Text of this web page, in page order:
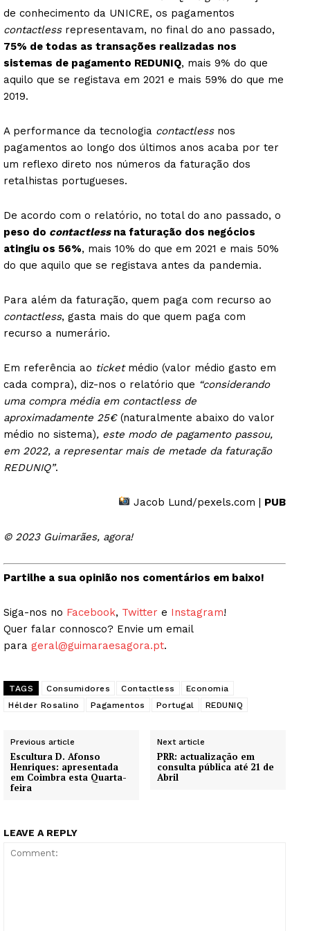
de conhecimento da UNICRE, os pagamentos
contactlessrepresentavam, no final do ano passado,
75% de todas as transações realizadas nos
sistemas de pagamento REDUNIQ, mais 9% do que
aquilo que se registava em 2021 e mais 59% do que me
2019.
A performance da tecnologia contactlessnos
pagamentos ao longo dos últimos anos acaba por ter
um reflexo direto nos números da faturação dos
retalhistas portugueses.
De acordo com o relatório, no total do ano passado, o
peso do contactlessna faturação dos negócios
atingiu os 56%, mais 10% do que em 2021 e mais 50%
do que aquilo que se registava antes da pandemia.
Para além da faturação, quem paga com recurso ao
contactless, gasta mais do que quem paga com
recurso a numerário.
Em referência ao ticketmédio (valor médio gasto em
cada compra), diz-nos o relatório que “considerando
uma compra média em contactless de
aproximadamente 25€(naturalmente abaixo do valor
médio no sistema), este modo de pagamento passou,
em 2022, a representar mais de metade da faturação
REDUNIQ”.
Jacob Lund/pexels.com | PUB
© 2023 Guimarães, agora!
Partilhe a sua opinião nos comentários em baixo!
Siga-nos no Facebook, Twitter e Instagram!
Quer falar connosco? Envie um email
para geral@guimaraesagora.pt.
TAGS Consumidores Contactless
Economia
Hélder Rosalino
Pagamentos Portugal REDUNIQ
Previous article
Escultura D. Afonso
Henriques: apresentada
em Coimbra esta Quarta-
feira
Next article
PRR: actualização em
consulta pública até 21 de
Abril
LEAVE A REPLY